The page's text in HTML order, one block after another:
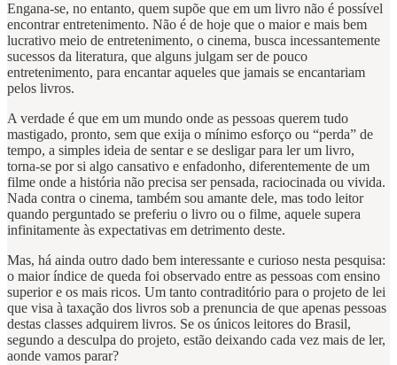
Engana-se, no entanto, quem supõe que em um livro não é possível
encontrar entretenimento. Não é de hoje que o maior e mais bem
lucrativo meio de entretenimento, o cinema, busca incessantemente
sucessos da literatura, que alguns julgam ser de pouco
entretenimento, para encantar aqueles que jamais se encantariam
pelos livros.
A verdade é que em um mundo onde as pessoas querem tudo
mastigado, pronto, sem que exija o mínimo esforço ou “perda” de
tempo, a simples ideia de sentar e se desligar para ler um livro,
torna-se por si algo cansativo e enfadonho, diferentemente de um
filme onde a história não precisa ser pensada, raciocinada ou vivida.
Nada contra o cinema, também sou amante dele, mas todo leitor
quando perguntado se preferiu o livro ou o filme, aquele supera
infinitamente às expectativas em detrimento deste.
Mas, há ainda outro dado bem interessante e curioso nesta pesquisa:
o maior índice de queda foi observado entre as pessoas com ensino
superior e os mais ricos. Um tanto contraditório para o projeto de lei
que visa à taxação dos livros sob a prenuncia de que apenas pessoas
destas classes adquirem livros. Se os únicos leitores do Brasil,
segundo a desculpa do projeto, estão deixando cada vez mais de ler,
aonde vamos parar?